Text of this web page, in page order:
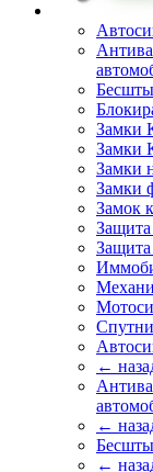
Замки
Замки
Замки
Замки
Замок
←
←
←